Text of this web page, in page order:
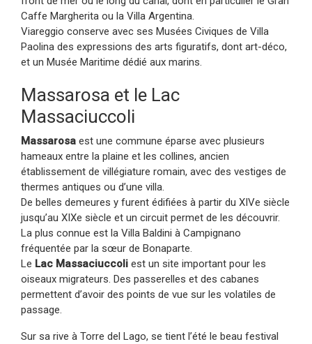
Caffe Margherita ou la Villa Argentina.
Viareggio conserve avec ses Musées Civiques de Villa
Paolina des expressions des arts figuratifs, dont art-déco,
et un Musée Maritime dédié aux marins.
Massarosa et le Lac
Massaciuccoli
Massarosa est une commune éparse avec plusieurs
hameaux entre la plaine et les collines, ancien
établissement de villégiature romain, avec des vestiges de
thermes antiques ou d’une villa.
De belles demeures y furent édifiées à partir du XIVe siècle
jusqu’au XIXe siècle et un circuit permet de les découvrir.
La plus connue est la Villa Baldini à Campignano
fréquentée par la sœur de Bonaparte.
Le Lac Massaciuccoli est un site important pour les
oiseaux migrateurs. Des passerelles et des cabanes
permettent d’avoir des points de vue sur les volatiles de
passage.
Sur sa rive à Torre del Lago, se tient l’été le beau festival